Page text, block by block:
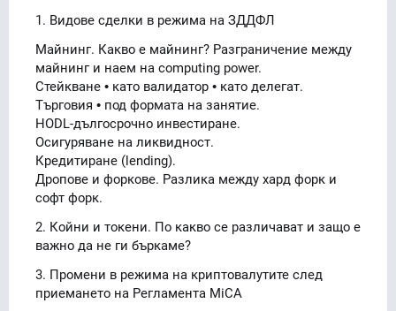
1. Видове сделки в режима на ЗДДФЛ
Майнинг. Какво е майнинг? Разграничение между
майнинг и наем на computing power.
Стейкване • като валидатор • като делегат.
Търговия • под формата на занятие.
HODL-дългосрочно инвестиране.
Осигуряване на ликвидност.
Кредитиране (lending).
Дропове и форкове. Разлика между хард форк и
софт форк.
2. Койни и токени. По какво се различават и защо е
важно да не ги бъркаме?
3. Промени в режима на криптовалутите след
приемането на Регламента MiCA